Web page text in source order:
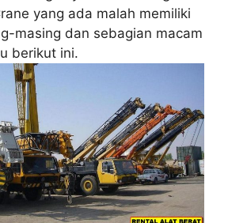
yang ada malah memiliki
masing dan sebagian macam
berikut ini.